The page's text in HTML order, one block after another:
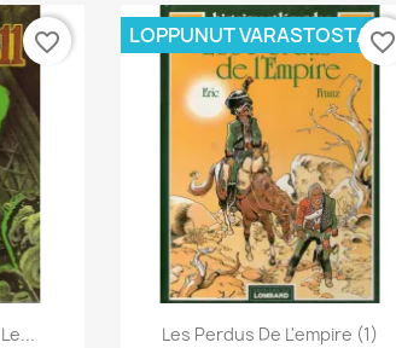
favorite_border
Pikakatselu
Les Perdus De L'empire (1)
LOPPUNUT VARASTOSTAfavorite_border